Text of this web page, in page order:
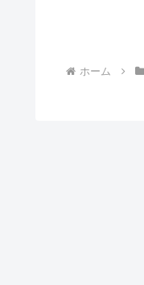
ホーム